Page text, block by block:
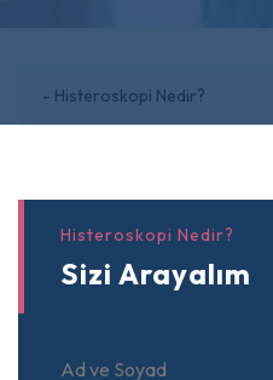
Histeroskopi Nedir?
Sizi Arayalım